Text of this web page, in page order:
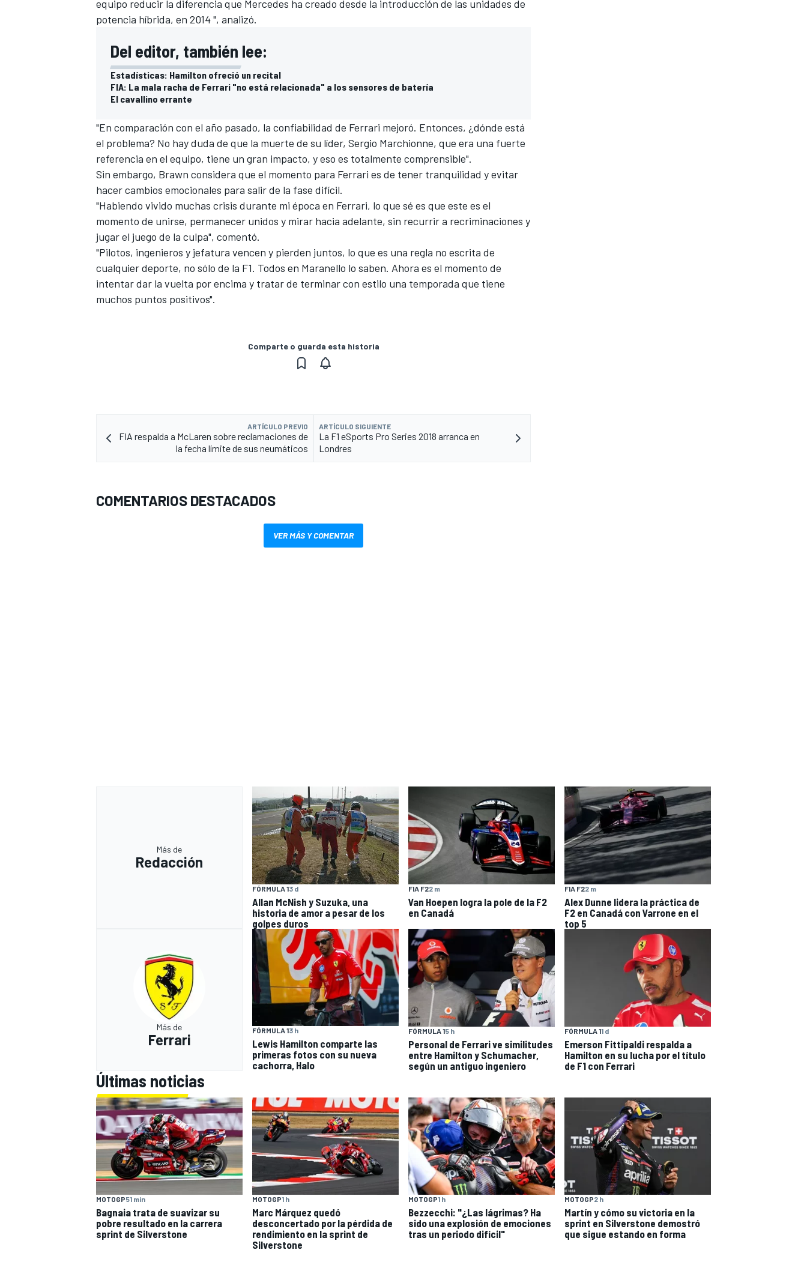
equipo reducir la diferencia que Mercedes ha creado desde la introducción de las unidades de
potencia híbrida, en 2014 ", analizó.
Del editor, también lee:
Estadísticas: Hamilton ofreció un recital
FIA: La mala racha de Ferrari "no está relacionada" a los sensores de batería
El cavallino errante
"En comparación con el año pasado, la confiabilidad de Ferrari mejoró. Entonces, ¿dónde está
el problema? No hay duda de que la muerte de su líder, Sergio Marchionne, que era una fuerte
referencia en el equipo, tiene un gran impacto, y eso es totalmente comprensible".
Sin embargo, Brawn considera que el momento para Ferrari es de tener tranquilidad y evitar
hacer cambios emocionales para salir de la fase difícil.
"Habiendo vivido muchas crisis durante mi época en Ferrari, lo que sé es que este es el
momento de unirse, permanecer unidos y mirar hacia adelante, sin recurrir a recriminaciones y
jugar el juego de la culpa", comentó.
"Pilotos, ingenieros y jefatura vencen y pierden juntos, lo que es una regla no escrita de
cualquier deporte, no sólo de la F1. Todos en Maranello lo saben. Ahora es el momento de
intentar dar la vuelta por encima y tratar de terminar con estilo una temporada que tiene
muchos puntos positivos".
Comparte o guarda esta historia
ARTÍCULO PREVIO
FIA respalda a McLaren sobre reclamaciones de
la fecha límite de sus neumáticos
ARTÍCULO SIGUIENTE
La F1 eSports Pro Series 2018 arranca en
Londres
COMENTARIOS DESTACADOS
VER MÁS Y COMENTAR
Más de
Redacción
FÓRMULA 13 d
Allan McNish y Suzuka, una
historia de amor a pesar de los
golpes duros
FIA F22 m
Van Hoepen logra la pole de la F2
en Canadá
FIA F22 m
Alex Dunne lidera la práctica de
F2 en Canadá con Varrone en el
top 5
Más de
Ferrari
FÓRMULA 13 h
Lewis Hamilton comparte las
primeras fotos con su nueva
cachorra, Halo
FÓRMULA 15 h
Personal de Ferrari ve similitudes
entre Hamilton y Schumacher,
según un antiguo ingeniero
FÓRMULA 11 d
Emerson Fittipaldi respalda a
Hamilton en su lucha por el título
de F1 con Ferrari
Últimas noticias
MOTOGP51 min
Bagnaia trata de suavizar su
pobre resultado en la carrera
sprint de Silverstone
MOTOGP1 h
Marc Márquez quedó
desconcertado por la pérdida de
rendimiento en la sprint de
Silverstone
MOTOGP1 h
Bezzecchi: "¿Las lágrimas? Ha
sido una explosión de emociones
tras un periodo difícil"
MOTOGP2 h
Martín y cómo su victoria en la
sprint en Silverstone demostró
que sigue estando en forma